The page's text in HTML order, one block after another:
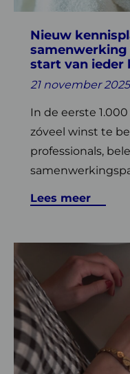
Nieuw
start van ieder
21 november 2025
In de eerste
zóveel winst te
professionals,
Lees meer
start
van
ieder
kind
meer
over
‘Beschermtijd’
challenge:
geen
scherm
voor